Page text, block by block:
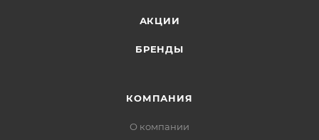
АКЦИИ
БРЕНДЫ
КОМПАНИЯ
О компании